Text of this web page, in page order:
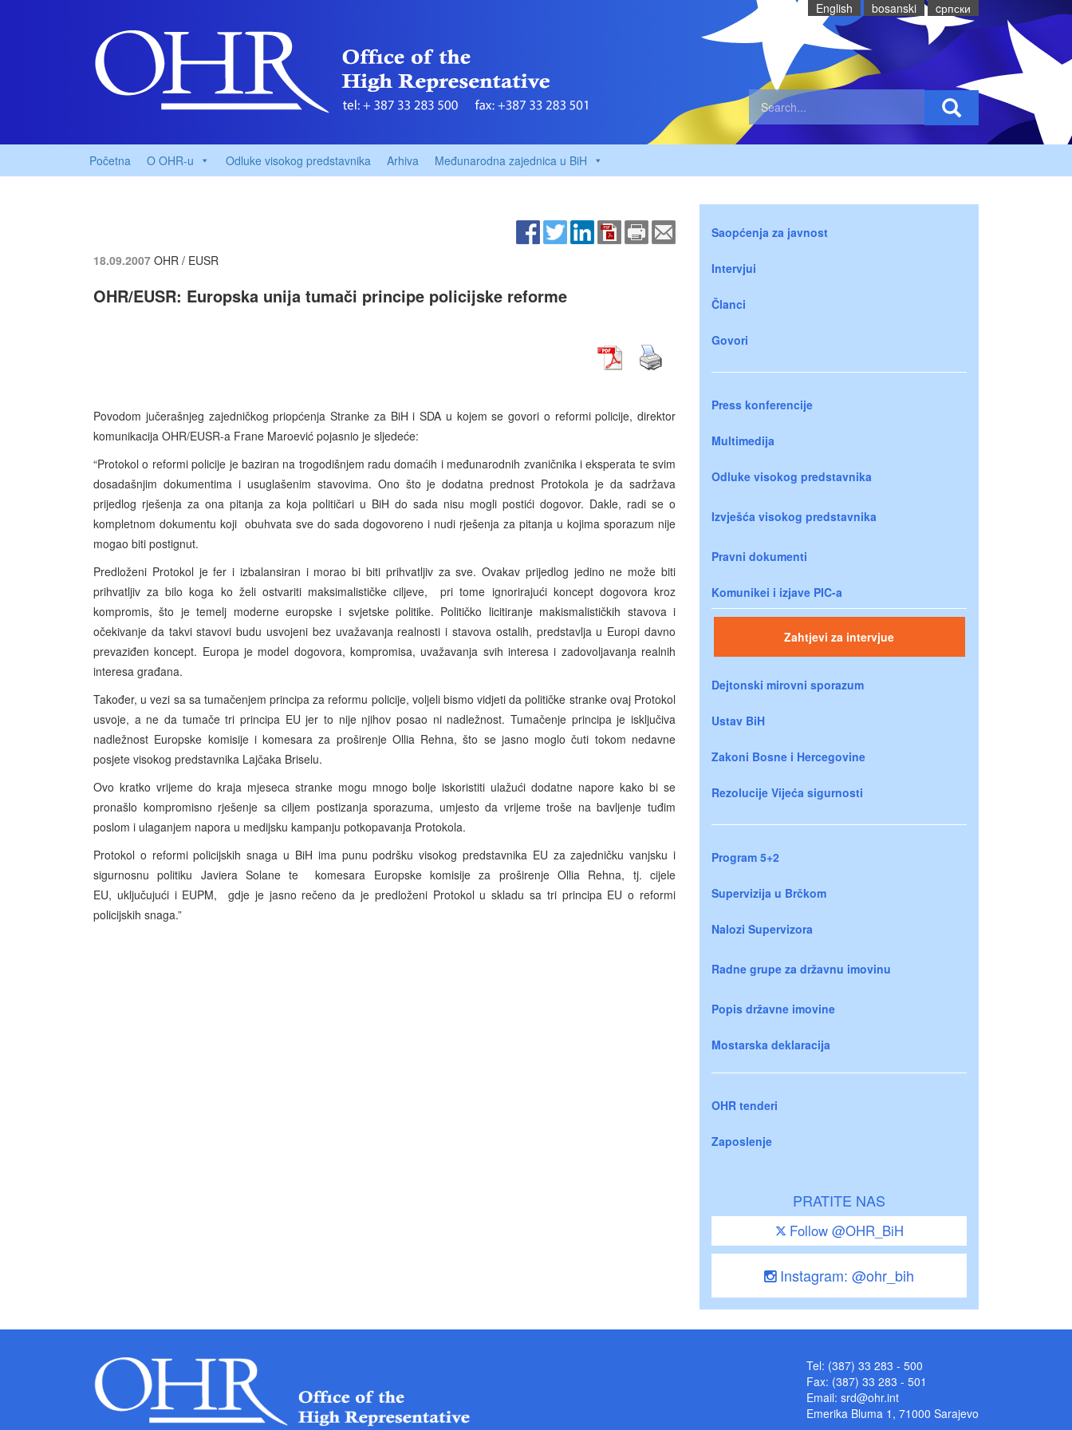
English bosanski cрпски
Početna O OHR-u Odluke visokog predstavnika Arhiva Međunarodna zajednica u BiH
18.09.2007 OHR / EUSR
OHR/EUSR: Europska unija tumači principe policijske reforme
Povodom jučerašnjeg zajedničkog priopćenja Stranke za BiH i SDA u kojem se govori o reformi policije, direktor
komunikacija OHR/EUSR-a Frane Maroević pojasnio je sljedeće:
“Protokol o reformi policije je baziran na trogodišnjem radu domaćih i međunarodnih zvaničnika i eksperata te svim
dosadašnjim dokumentima i usuglašenim stavovima. Ono što je dodatna prednost Protokola je da sadržava
prijedlog rješenja za ona pitanja za koja političari u BiH do sada nisu mogli postići dogovor. Dakle, radi se o
kompletnom dokumentu koji obuhvata sve do sada dogovoreno i nudi rješenja za pitanja u kojima sporazum nije
mogao biti postignut.
Predloženi Protokol je fer i izbalansiran i morao bi biti prihvatljiv za sve. Ovakav prijedlog jedino ne može biti
prihvatljiv za bilo koga ko želi ostvariti maksimalističke ciljeve, pri tome ignorirajući koncept dogovora kroz
kompromis, što je temelj moderne europske i svjetske politike. Političko licitiranje makismalističkih stavova i
očekivanje da takvi stavovi budu usvojeni bez uvažavanja realnosti i stavova ostalih, predstavlja u Europi davno
prevaziđen koncept. Europa je model dogovora, kompromisa, uvažavanja svih interesa i zadovoljavanja realnih
interesa građana.
Također, u vezi sa sa tumačenjem principa za reformu policije, voljeli bismo vidjeti da političke stranke ovaj Protokol
usvoje, a ne da tumače tri principa EU jer to nije njihov posao ni nadležnost. Tumačenje principa je isključiva
nadležnost Europske komisije i komesara za proširenje Ollia Rehna, što se jasno moglo čuti tokom nedavne
posjete visokog predstavnika Lajčaka Briselu.
Ovo kratko vrijeme do kraja mjeseca stranke mogu mnogo bolje iskoristiti ulažući dodatne napore kako bi se
pronašlo kompromisno rješenje sa ciljem postizanja sporazuma, umjesto da vrijeme troše na bavljenje tuđim
poslom i ulaganjem napora u medijsku kampanju potkopavanja Protokola.
Protokol o reformi policijskih snaga u BiH ima punu podršku visokog predstavnika EU za zajedničku vanjsku i
sigurnosnu politiku Javiera Solane te komesara Europske komisije za proširenje Ollia Rehna, tj. cijele
EU, uključujući i EUPM, gdje je jasno rečeno da je predloženi Protokol u skladu sa tri principa EU o reformi
policijskih snaga.”
Saopćenja za javnost
Intervjui
Članci
Govori
Press konferencije
Multimedija
Odluke visokog predstavnika
Izvješća visokog predstavnika
Pravni dokumenti
Komunikei i izjave PIC-a
Zahtjevi za intervjue
Dejtonski mirovni sporazum
Ustav BiH
Zakoni Bosne i Hercegovine
Rezolucije Vijeća sigurnosti
Program 5+2
Supervizija u Brčkom
Nalozi Supervizora
Radne grupe za državnu imovinu
Popis državne imovine
Mostarska deklaracija
OHR tenderi
Zaposlenje
PRATITE NAS
Follow @OHR_BiH
Instagram: @ohr_bih
Tel: (387) 33 283 - 500
Fax: (387) 33 283 - 501
Email: srd@ohr.int
Emerika Bluma 1, 71000 Sarajevo